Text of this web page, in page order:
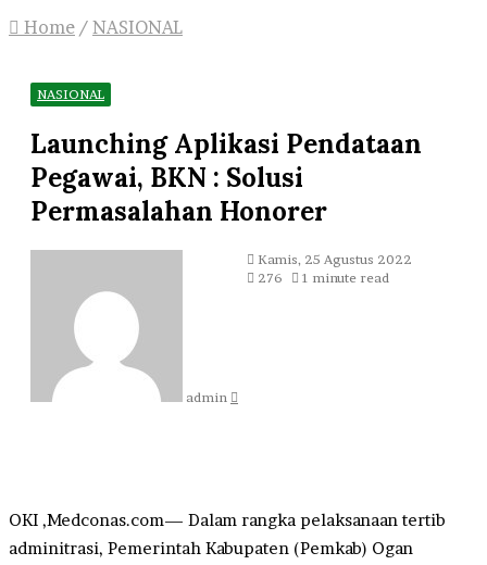
Home / NASIONAL
NASIONAL
Launching Aplikasi Pendataan
Pegawai, BKN : Solusi
Permasalahan Honorer
admin
Send
an
Kamis, 25 Agustus 2022
276
1 minute read
OKI ,Medconas.com— Dalam rangka pelaksanaan tertib
adminitrasi, Pemerintah Kabupaten (Pemkab) Ogan